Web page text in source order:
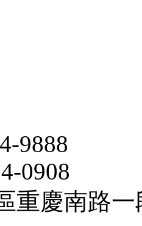
9888
0908
重慶南路一